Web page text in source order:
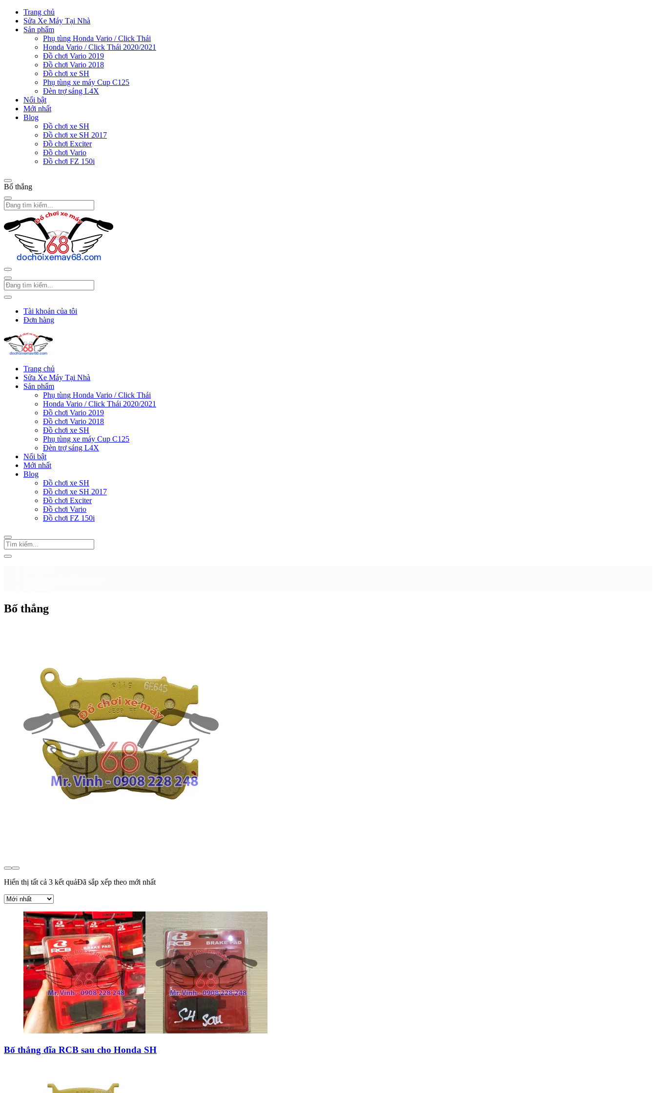
Trang chủ
Sửa Xe Máy Tại Nhà
Sản phẩm
Phụ tùng Honda Vario / Click Thái
Honda Vario / Click Thái 2020/2021
Đồ chơi Vario 2019
Đồ chơi Vario 2018
Đồ chơi xe SH
Phụ tùng xe máy Cup C125
Đèn trợ sáng L4X
Nổi bật
Mới nhất
Blog
Đồ chơi xe SH
Đồ chơi xe SH 2017
Đồ chơi Exciter
Đồ chơi Vario
Đồ chơi FZ 150i
Bố thắng
Tài khoản của tôi
Đơn hàng
Trang chủ
Sửa Xe Máy Tại Nhà
Sản phẩm
Phụ tùng Honda Vario / Click Thái
Honda Vario / Click Thái 2020/2021
Đồ chơi Vario 2019
Đồ chơi Vario 2018
Đồ chơi xe SH
Phụ tùng xe máy Cup C125
Đèn trợ sáng L4X
Nổi bật
Mới nhất
Blog
Đồ chơi xe SH
Đồ chơi xe SH 2017
Đồ chơi Exciter
Đồ chơi Vario
Đồ chơi FZ 150i
Bố thắng
Hiển thị tất cả 3 kết quảĐã sắp xếp theo mới nhất
Bố thắng đĩa RCB sau cho Honda SH